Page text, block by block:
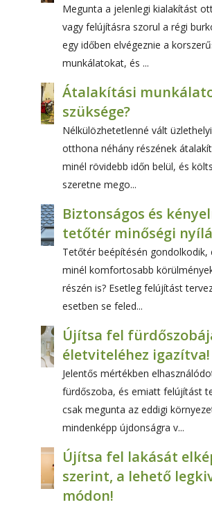
Megunta a jelenlegi kialakítást
vagy felújításra szorul a régi
egy időben elvégeznie a
munkálatokat, és ...
Átalakítási
szüksége?
Nélkülözhetetlenné vált
otthona néhány részének
minél rövidebb időn belül, és
szeretne mego...
Biztonságos és
tetőtér minőségi
Tetőtér beépítésén gondolkodik,
minél komfortosabb
részén is? Esetleg felújítást
esetben se feled...
Újítsa fel
életviteléhez igazítva!
Jelentős mértékben
fürdőszoba, és emiatt felújítást
csak megunta az eddigi
mindenképp újdonságra v...
Újítsa fel lakását
szerint, a lehető
módon!